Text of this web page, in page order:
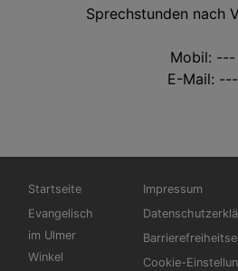
Sprechstunden nach
Mobil: ---
E-Mail: ---
Hauptnavigation
Startseite
Evangelisch
im Ulmer
Winkel
Impressum
Cookie-